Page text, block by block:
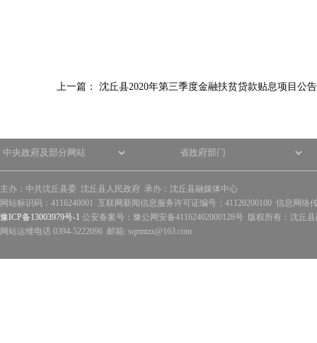
上一篇： 沈丘县2020年第三季度金融扶贫贷款贴息项目公
主办：中共沈丘县委 沈丘县人民政府 承办：沈丘县融媒体中心
网站标识码：4116240001 互联网新闻信息服务许可证编号：41120200100 信息网络
豫ICP备13003979号-1 公安备案号：豫公网安备41162402000128号 版权所有：沈丘
网站运维电话 0394-5222096 邮箱: sqrmtzx@163.com